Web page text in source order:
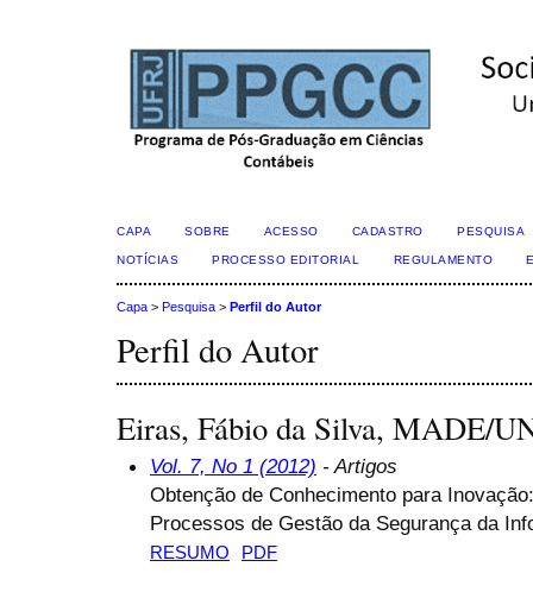
CAPA SOBRE ACESSO CADASTRO PESQUISA
NOTÍCIAS PROCESSO EDITORIAL REGULAMENTO
Capa > Pesquisa > Perfil do Autor
Perfil do Autor
Eiras, Fábio da Silva, MADE/
Vol. 7, No 1 (2012) - Artigos
Obtenção de Conhecimento para
Processos de Gestão da Segurança da
RESUMO PDF